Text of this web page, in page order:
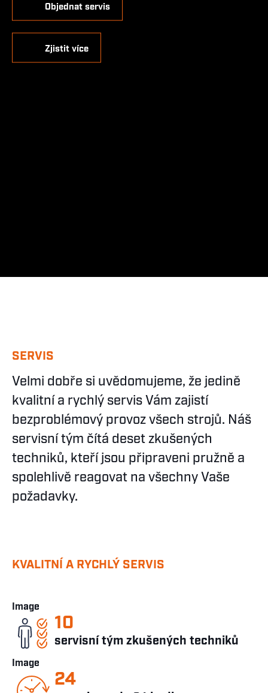
Objednat servis
Zjistit více
SERVIS
Velmi dobře si uvědomujeme, že jedině
kvalitní a rychlý servis Vám zajistí
bezproblémový provoz všech strojů. Náš
servisní tým čítá deset zkušených
techniků, kteří jsou připraveni pružně a
spolehlivě reagovat na všechny Vaše
požadavky.
KVALITNÍ A RYCHLÝ SERVIS
Image
10
servisní tým zkušených techniků
Image
24